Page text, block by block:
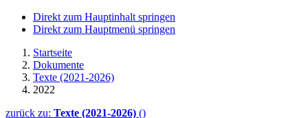
Direkt zum Hauptinhalt springen
Direkt zum Hauptmenü springen
Startseite
Dokumente
Texte (2021-2026)
2022
zurück zu: Texte (2021-2026) ()